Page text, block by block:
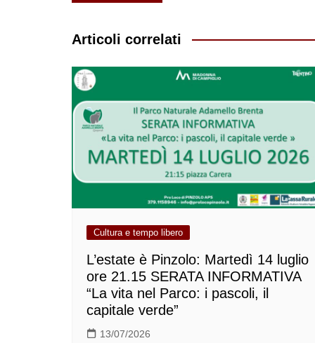
articoli
Articoli correlati
Cultura e tempo libero
L’estate è Pinzolo: Martedì 14 luglio
ore 21.15 SERATA INFORMATIVA
“La vita nel Parco: i pascoli, il
capitale verde”
13/07/2026